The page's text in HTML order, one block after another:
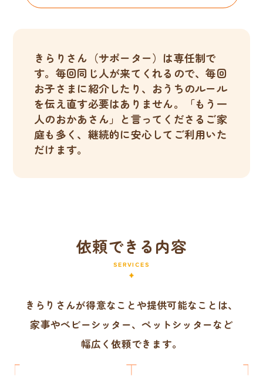
きらりさん（サポーター）は専任制で
す。毎回同じ人が来てくれるので、毎回
お子さまに紹介したり、おうちのルール
を伝え直す必要はありません。「もう一
人のおかあさん」と言ってくださるご家
庭も多く、継続的に安心してご利用いた
だけます。
依頼できる内容
SERVICES
きらりさんが得意なことや提供可能なことは、
家事やベビーシッター、ペットシッターなど
幅広く依頼できます。